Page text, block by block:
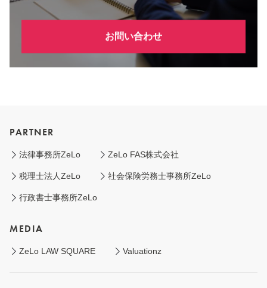
お問い合わせ
PARTNER
法律事務所ZeLo ZeLo FAS株式会社
税理士法人ZeLo 社会保険労務士事務所ZeLo
行政書士事務所ZeLo
MEDIA
ZeLo LAW SQUARE Valuationz